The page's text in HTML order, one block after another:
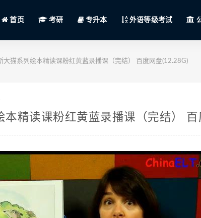
首页 考研 专升本 外语等级考试
大猫系列绘本精读课粉红黄蓝录播课（完结） 百度网盘(12.28G)
本精读课粉红黄蓝录播课（完结） 百